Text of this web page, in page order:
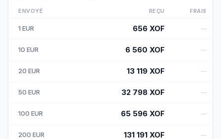
ENVOYÉ REÇU FRAIS
1 EUR 656 XOF —
10 EUR 6 560 XOF —
20 EUR 13 119 XOF —
50 EUR 32 798 XOF —
100 EUR 65 596 XOF —
200 EUR 131 191 XOF —